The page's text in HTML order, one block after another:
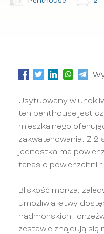
Usytuowany w
ten penthouse jest
mieszkalnego
zakwaterowania. Z 2
jednostka ma
taras o powierzchni
Bliskość morza,
umożliwia łatwy
nadmorskich i
zestawie znajdują się